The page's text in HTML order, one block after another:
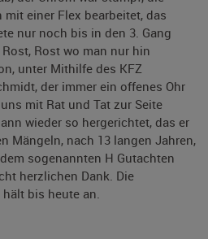
einer Flex bearbeitet, das
nur noch bis in den 3. Gang
Rost wo man nur hin
unter Mithilfe des KFZ
der immer ein offenes Ohr
mit Rat und Tat zur Seite
wieder so hergerichtet, das er
Mängeln, nach 13 langen Jahren,
sogenannten H Gutachten
herzlichen Dank. Die
bis heute an.